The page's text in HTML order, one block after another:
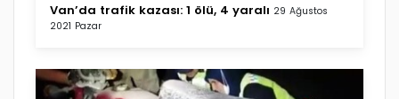
Van’da trafik kazası: 1 ölü, 4 yaralı 29 Ağustos
2021 Pazar